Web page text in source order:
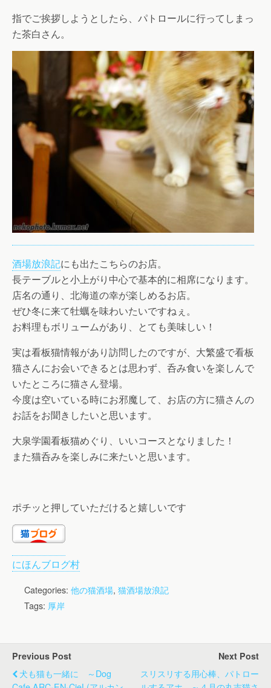
指でご挨拶しようとしたら、パトロールに行ってしまっ
た茶白さん。
酒場放浪記にも出たこちらのお店。
長テーブルと小上がり中心で基本的に相席になります。
店名の通り、北海道の幸が楽しめるお店。
ぜひ冬に来て牡蠣を味わいたいですねぇ。
お料理もボリュームがあり、とても美味しい！
実は看板猫情報があり訪問したのですが、大繁盛で看板
猫さんにお会いできるとは思わず、呑み食いを楽しんで
いたところに猫さん登場。
今度は空いている時にお邪魔して、お店の方に猫さんの
お話をお聞きしたいと思います。
大泉学園看板猫めぐり、いいコースとなりました！
また猫呑みを楽しみに来たいと思います。
ポチッと押していただけると嬉しいです
にほんブログ村
Categories: 他の猫酒場, 猫酒場放浪記
Tags: 厚岸
Previous Post
犬も猫も一緒に ～Dog
Next Post
スリスリする用心棒、パトロー